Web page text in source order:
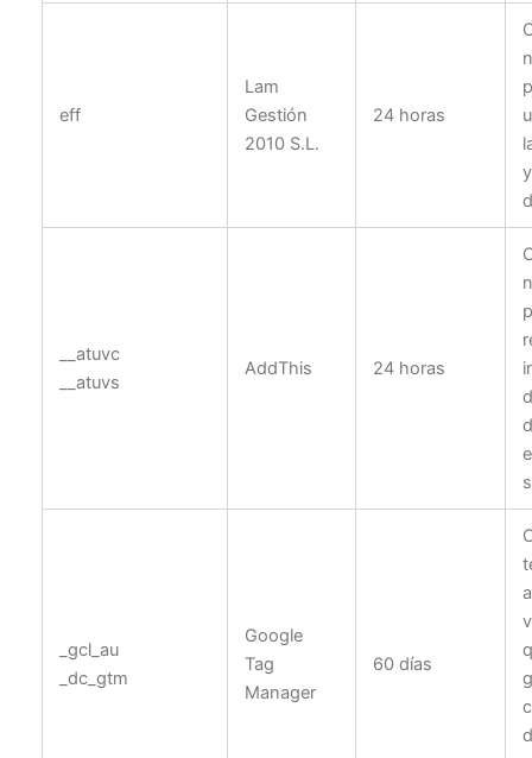
eff
Lam
Gestión
2010 S.L.
24 horas
__atuvc
__atuvs
AddThis 24 horas
_gcl_au
_dc_gtm
Google
Tag
Manager
60 días